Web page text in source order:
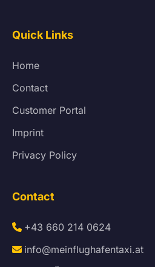
Quick Links
Home
Contact
Customer Portal
Imprint
Privacy Policy
Contact
+43 660 214 0624
info@meinflughafentaxi.at